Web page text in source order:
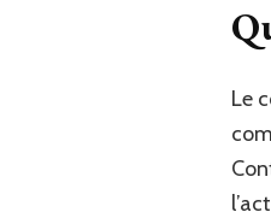
Le